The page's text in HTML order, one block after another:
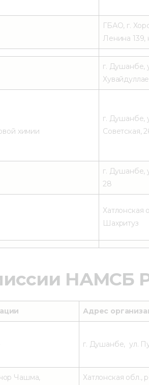
ГБАО, г.
Ленина 139,
г. Душанбе,
химии
г. Душанбе,
Советская,
г. Душанбе,
28
Хатлонская
Шахритуз
НАМСБ
Адрес
г. Душанбе, ул.
Чашма,
Хатлонская обл.,